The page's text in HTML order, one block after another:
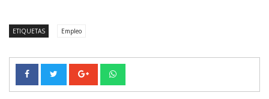
ETIQUETAS Empleo